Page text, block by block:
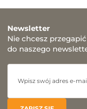
Newsletter
Nie chcesz
do naszego